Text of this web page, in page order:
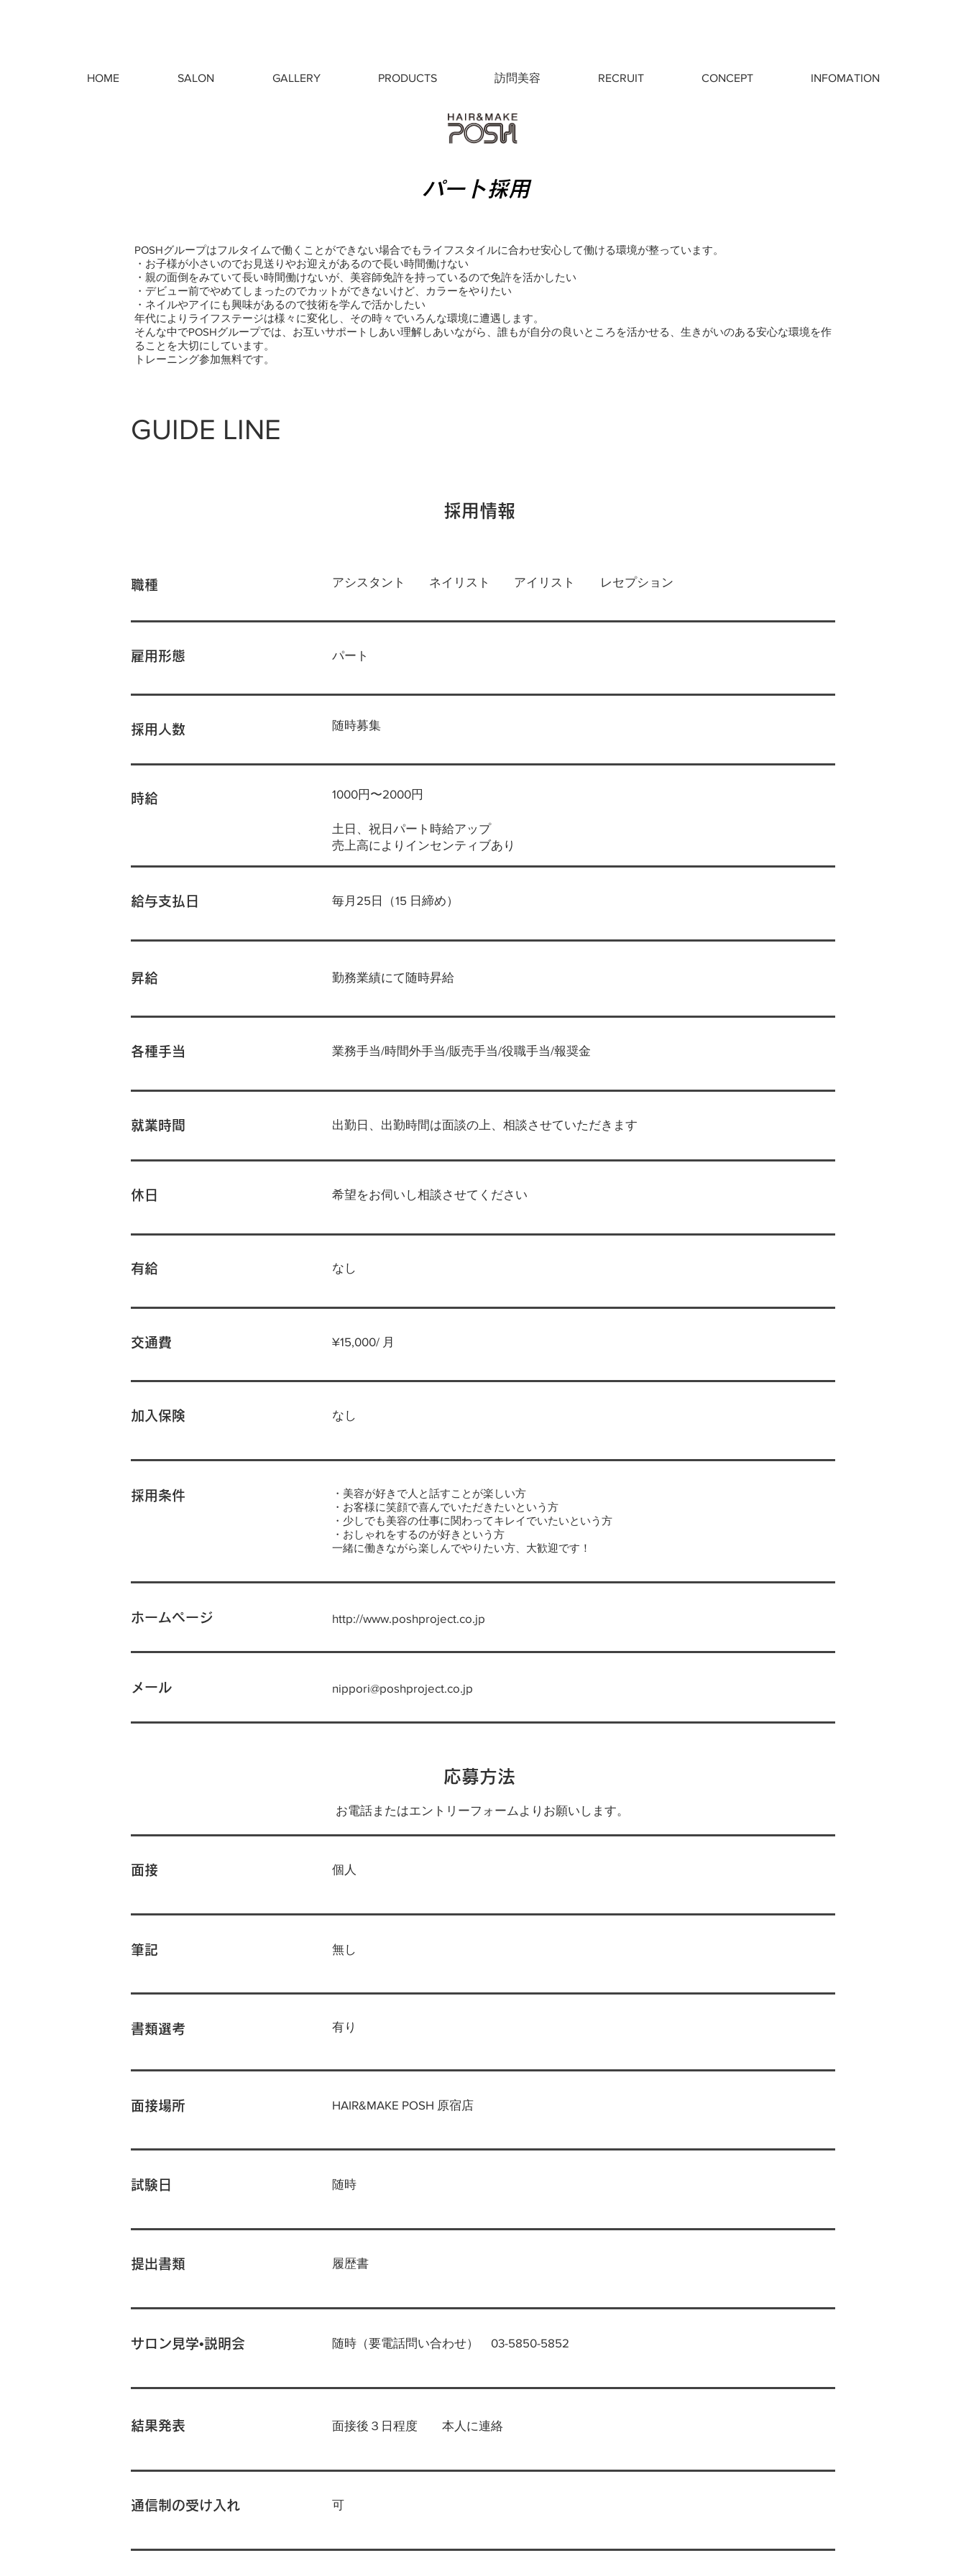
HOME SALON GALLERY PRODUCTS 訪問美容 RECRUIT CONCEPT INFOMATION
パート採用
POSHグループはフルタイムで働くことができない場合でもライフスタイルに合わせ安心して働ける環境が整っています。
・お子様が小さいのでお見送りやお迎えがあるので長い時間働けない
・親の面倒をみていて長い時間働けないが、美容師免許を持っているので免許を活かしたい
・デビュー前でやめてしまったのでカットができないけど、カラーをやりたい
・ネイルやアイにも興味があるので技術を学んで活かしたい
年代によりライフステージは様々に変化し、その時々でいろんな環境に遭遇します。
そんな中でPOSHグループでは、お互いサポートしあい理解しあいながら、誰もが自分の良いところを活かせる、生きがいのある安心な環境を作
ることを大切にしています。
トレーニング参加無料です。
GUIDE LINE
採用情報
職種 アシスタント ​ネイリスト アイリスト レセプション
雇用形態 パート
採用人数 ​随時募集
時給 1000円〜2000円
土日、祝日パート時給アップ
売上高によりインセンティブあり
給与支払日 毎月25日（15 日締め）
昇給 勤務業績にて随時昇給
各種手当 業務手当/時間外手当/販売手当/役職手当/報奨金
就業時間 出勤日、出勤時間は面談の上、相談させていただきます
休日 希望をお伺いし相談させてください
有給 なし
交通費 ¥15,000/ 月
加入保険 なし
採用条件
・美容が好きで人と話すことが楽しい方
・お客様に笑顔で喜んでいただきたいという方
・少しでも美容の仕事に関わってキレイでいたいという方
・おしゃれをするのが好きという方
一緒に働きながら楽しんでやりたい方、大歓迎です！
ホームページ http://www.poshproject.co.jp
nippori@poshproject.co.jp
メール
応募方法
お電話またはエントリーフォームよりお願いします。
面接 個人
筆記 無し
書類選考 有り
面接場所 HAIR&MAKE POSH 原宿店
試験日 随時
提出書類 履歴書
サロン見学•説明会 随時（要電話問い合わせ） 03-5850-5852
結果発表 面接後３日程度 本人に連絡
通信制の受け入れ 可